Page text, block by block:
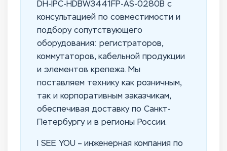
DH-IPC-HDBW3441FP-AS-0280B с
консультацией по совместимости и
подбору сопутствующего
оборудования: регистраторов,
коммутаторов, кабельной продукции
и элементов крепежа. Мы
поставляем технику как розничным,
так и корпоративным заказчикам,
обеспечивая доставку по Санкт-
Петербургу и в регионы России.
I SEE YOU – инженерная компания по